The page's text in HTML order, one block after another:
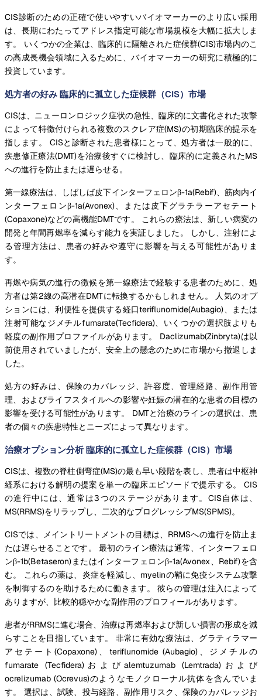
CIS診断のための正確で使いやすいバイオマーカーのより広い採用
は、長期にわたってアドレス指定可能な市場規模を大幅に拡大しま
す。 いくつかの企業は、臨床的に隔離された症候群(CIS)市場内のこ
の高成長機会領域に入るために、バイオマーカーの研究に積極的に
投資しています。
処方者の好み 臨床的に孤立した症候群（CIS）市場
CISは、ニューロンロジック症状の急性、臨床的に文書化された攻撃
によって特徴付けられる複数のスクレア症(MS)の初期臨床的提示を
指します。 CISと診断された患者様にとって、処方者は一般的に、
疾患修正療法(DMT)を治療後すぐに検討し、臨床的に定義されたMS
への進行を防止または遅らせる。
第一線療法は、しばしば皮下インターフェロンβ-1a(Rebif)、筋肉内イ
ンターフェロンβ-1a(Avonex)、または皮下グラチラーアセテート
(Copaxone)などの高機能DMTです。 これらの療法は、新しい病変の
開発と年間再燃率を減らす能力を実証しました。 しかし、注射によ
る管理方法は、患者の好みや遵守に影響を与える可能性がありま
す。
再燃や病気の進行の徴候を第一線療法で経験する患者のために、処
方者は第2線の高潜在DMTに転換するかもしれません。 人気のオプ
ションには、利便性を提供する経口teriflunomide(Aubagio)、または
注射可能なジメチルfumarate(Tecfidera)、いくつかの選択肢よりも
軽度の副作用プロファイルがあります。 Daclizumab(Zinbryta)は以
前使用されていましたが、安全上の懸念のために市場から撤退しま
した。
処方の好みは、保険のカバレッジ、許容度、管理経路、副作用管
理、およびライフスタイルへの影響や妊娠の潜在的な患者の目標の
影響を受ける可能性があります。 DMTと治療のラインの選択は、患
者の個々の疾患特性とニーズによって異なります。
治療オプション分析 臨床的に孤立した症候群（CIS）市場
CISは、複数の脊柱側弯症(MS)の最も早い段階を表し、患者は中枢神
経系における解明の提案を単一の臨床エピソードで提示する。 CIS
の進行中には、通常は3つのステージがあります。CIS自体は、
MS(RRMS)をリラップし、二次的なプログレッシブMS(SPMS)。
CISでは、メイントリートメントの目標は、RRMSへの進行を防止ま
たは遅らせることです。 最初のライン療法は通常、インターフェロ
ンβ-1b(Betaseron)またはインターフェロンβ-1a(Avonex、Rebif)を含
む。 これらの薬は、炎症を軽減し、myelinの鞘に免疫システム攻撃
を制御するのを助けるために働きます。 彼らの管理は注入によって
ありますが、比較的穏やかな副作用のプロフィールがあります。
患者がRRMSに進む場合、治療は再燃率および新しい損害の形成を減
らすことを目指しています。 非常に有効な療法は、グラティラマー
アセテート(Copaxone)、teriflunomide (Aubagio)、ジメチルの
fumarate (Tecfidera)およびalemtuzumab (Lemtrada)および
ocrelizumab (Ocrevus)のようなモノクローナル抗体を含んでいま
す。 選択は、試験、投与経路、副作用リスク、保険のカバレッジお